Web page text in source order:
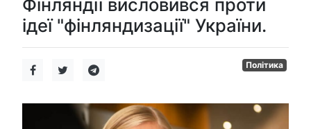
Фінляндії висловився проти
ідеї "фінляндизації" України.
Політика